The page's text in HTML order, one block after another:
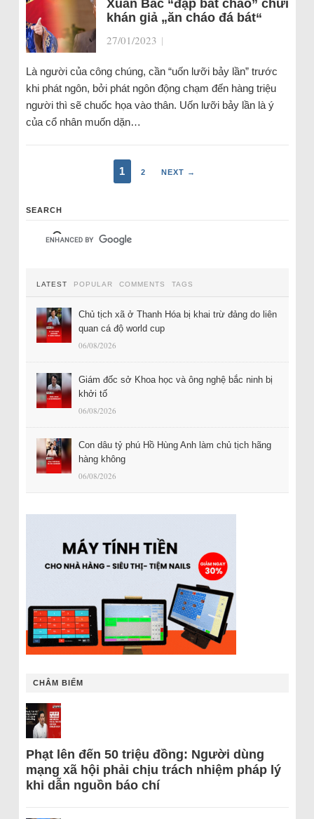
Xuân Bắc “đập bát cháo” chửi
khán giả „ăn cháo đá bát“
27/01/2023 |
Là người của công chúng, cần “uốn lưỡi bảy lần” trước
khi phát ngôn, bởi phát ngôn động chạm đến hàng triệu
người thì sẽ chuốc họa vào thân. Uốn lưỡi bảy lần là ý
của cổ nhân muốn dặn…
1 2 NEXT →
SEARCH
LATEST POPULAR COMMENTS TAGS
Chủ tịch xã ở Thanh Hóa bị khai trừ đảng do liên
quan cá độ world cup
06/08/2026
Giám đốc sở Khoa học và ông nghệ bắc ninh bị
khởi tố
06/08/2026
Con dâu tỷ phú Hồ Hùng Anh làm chủ tịch hãng
hàng không
06/08/2026
CHÂM BIẾM
Phạt lên đến 50 triệu đồng: Người dùng
mạng xã hội phải chịu trách nhiệm pháp lý
khi dẫn nguồn báo chí